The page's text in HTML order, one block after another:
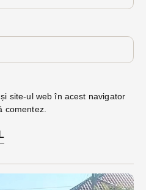
site-ul web în acest navigator
comentez.